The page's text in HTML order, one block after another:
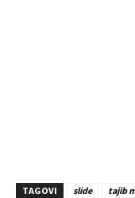
TAGOVI slide tajib